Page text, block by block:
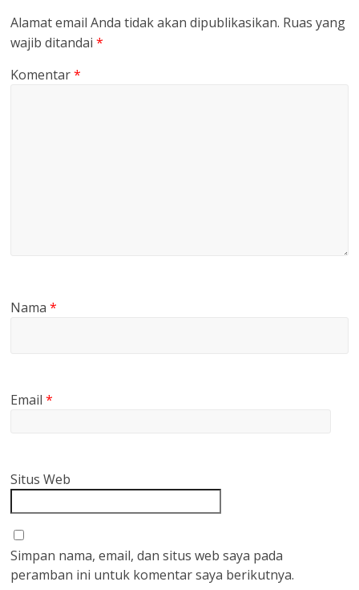
Alamat email Anda tidak akan dipublikasikan. Ruas yang
wajib ditandai*
Komentar*
Nama*
Email*
Situs Web
Simpan nama, email, dan situs web saya pada
peramban ini untuk komentar saya berikutnya.